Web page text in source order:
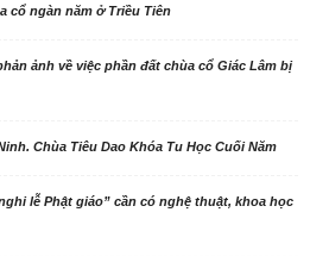
cổ ngàn năm ở Triều Tiên
ảnh về việc phần đất chùa cổ Giác Lâm bị
Chùa Tiêu Dao Khóa Tu Học Cuối Năm
lễ Phật giáo” cần có nghệ thuật, khoa học